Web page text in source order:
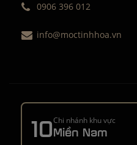
0906 396 012
info@moctinhhoa.vn
10Chi nhánh khu vực
Miền Nam